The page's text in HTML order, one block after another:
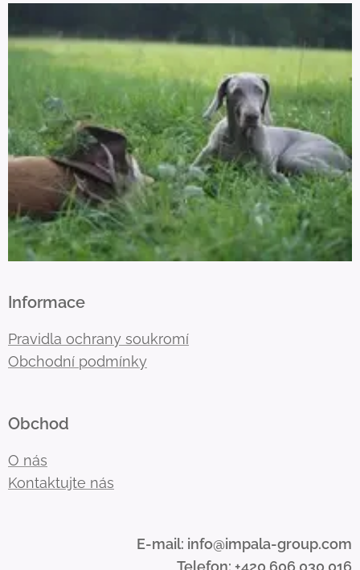
Informace
Pravidla ochrany soukromí
Obchodní podmínky
Obchod
O nás
Kontaktujte nás
E-mail: info@impala-group.com
Telefon: +420 606 030 016